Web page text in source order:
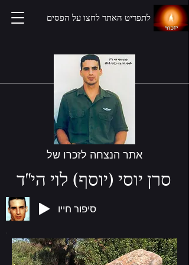
לתפריט האתר לחצו על הפסים
סרן יוסי (יוסף) לוי הי"ד
אתר הנצחה לזכרו של
סיפור חייו